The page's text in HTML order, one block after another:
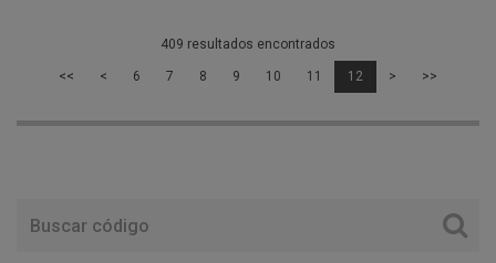
409 resultados encontrados
<< < 6 7 8 9 10 11 12 > >>